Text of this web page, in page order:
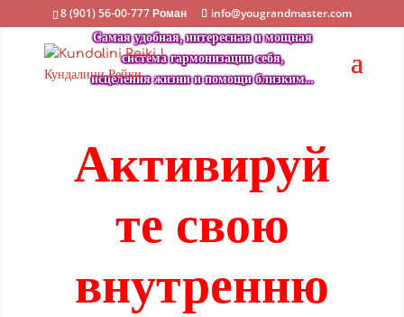
8 (901) 56-00-777 Роман info@yougrandmaster.com
Самая удобная, интересная и мощная
система гармонизации себя,
исцеления жизни и помощи близким…
Активируй
те свою
внутренню